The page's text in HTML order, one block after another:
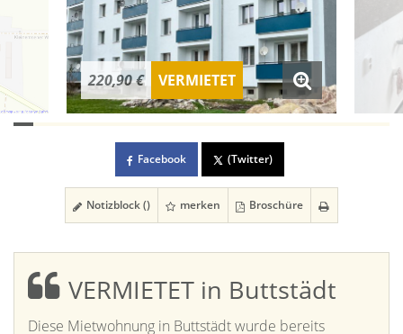
220,90 € VERMIETET
Facebook (Twitter)
Notizblock () merken Broschüre
VERMIETET in Buttstädt
Diese Mietwohnung in Buttstädt wurde bereits